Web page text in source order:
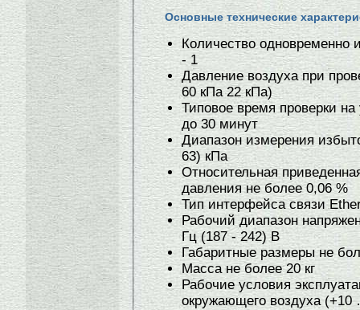
Основные технические
Количество одновременно
- 1
Давление воздуха при
60 кПа 22 кПа)
Типовое время проверки на
до 30 минут
Диапазон измерения
63) кПа
Относительная
давления не более 0,06 %
Тип интерфейса связи
Рабочий диапазон
Гц (187 - 242) В
Габаритные размеры не
Масса не более 20 кг
Рабочие условия
окружающего воздуха (+10